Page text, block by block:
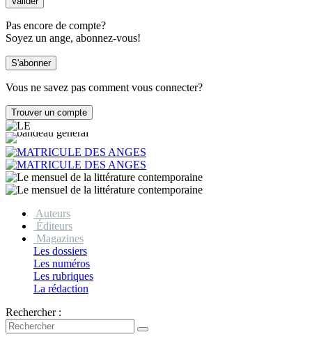
Pas encore de compte?
Soyez un ange, abonnez-vous!
Vous ne savez pas comment vous connecter?
Auteurs
Éditeurs
Magazines
Les dossiers
Les numéros
Les rubriques
La rédaction
Rechercher :